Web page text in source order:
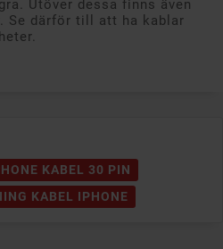
Utöver dessa finns även
Se därför till att ha kablar
KABEL 30 PIN
KABEL IPHONE